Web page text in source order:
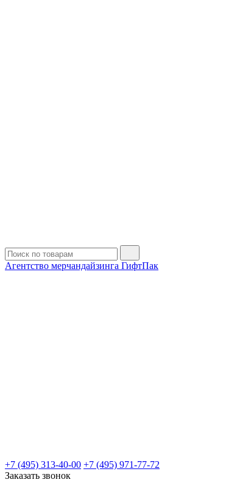
Агентство мерчандайзинга ГифтПак
+7 (495) 313-40-00 +7 (495) 971-77-72
Заказать звонок